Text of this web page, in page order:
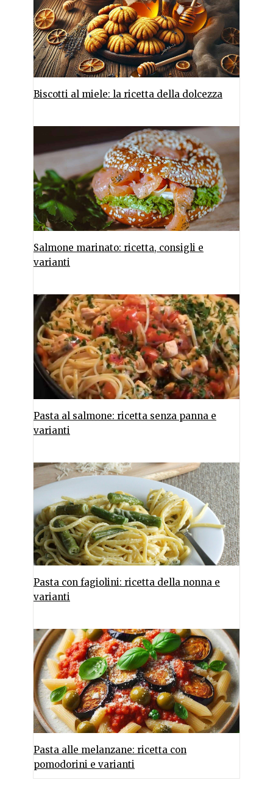
Biscotti al miele: la ricetta della dolcezza
Salmone marinato: ricetta, consigli e
varianti
Pasta al salmone: ricetta senza panna e
varianti
Pasta con fagiolini: ricetta della nonna e
varianti
Pasta alle melanzane: ricetta con
pomodorini e varianti